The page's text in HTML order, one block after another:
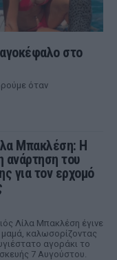
στο
όταν
Μπακλέση: Η
ανάρτηση του
για τον ερχομό
Λίλα Μπακλέση έγινε
καλωσορίζοντας
αγοράκι το
7 Αυγούστου.